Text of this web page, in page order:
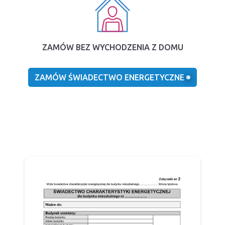
ZAMÓW BEZ WYCHODZENIA Z DOMU
ZAMÓW ŚWIADECTWO ENERGETYCZNE